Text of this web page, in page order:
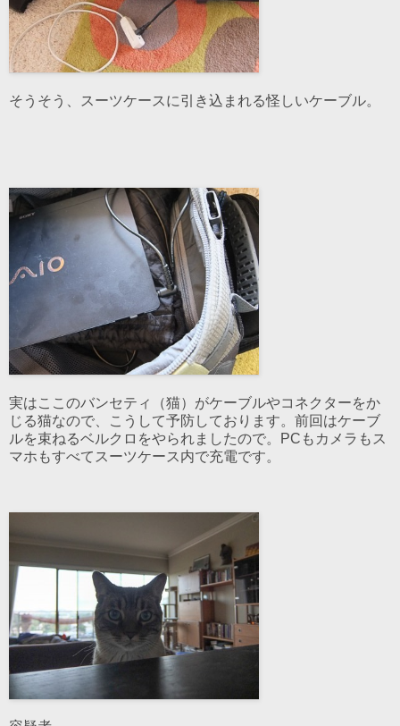
そうそう、スーツケースに引き込まれる怪しいケーブル。
実はここのバンセティ（猫）がケーブルやコネクターをか
じる猫なので、こうして予防しております。前回はケーブ
ルを束ねるベルクロをやられましたので。PCもカメラもス
マホもすべてスーツケース内で充電です。